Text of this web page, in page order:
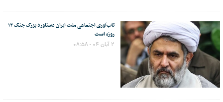
تاب‌آوری اجتماعی ملت ایران دستاورد بزرگ جنگ ۱۲
روزه است
۲ آبان ۰۴ - ۰۸:۵۸